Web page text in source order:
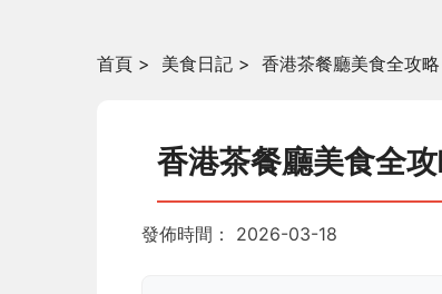
首頁 > 美食日記 > 香港茶餐廳美食全攻
香港茶餐廳美食全
發佈時間： 2026-03-18